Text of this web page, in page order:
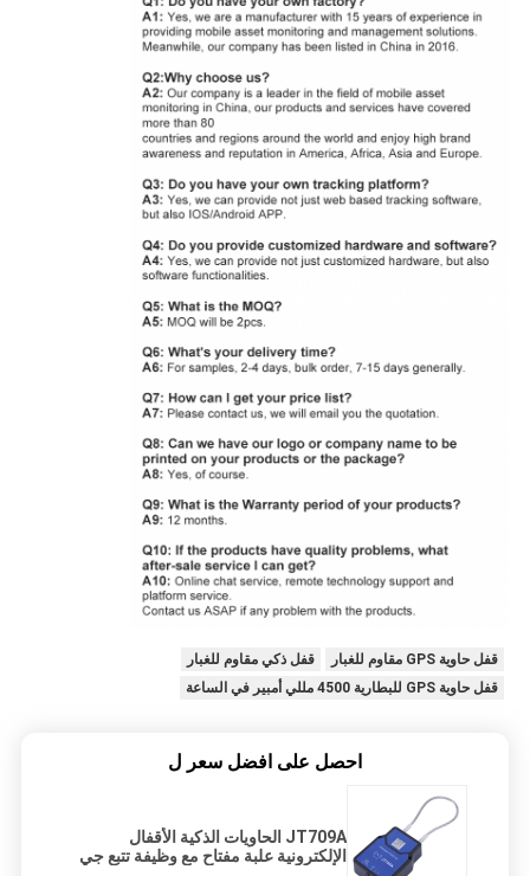
قفل حاوية GPS مقاوم للغبار
قفل ذكي مقاوم للغبار
قفل حاوية GPS للبطارية 4500 مللي أمبير في الساعة
احصل على افضل سعر ل
JT709A الحاويات الذكية الأقفال
الإلكترونية علبة مفتاح مع وظيفة تتبع جي